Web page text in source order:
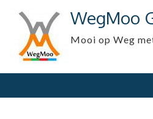
content
WegMoo
Mooi op Weg